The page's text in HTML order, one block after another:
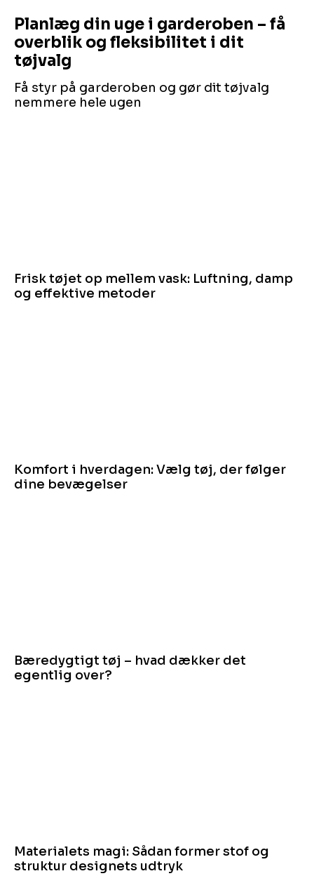
Planlæg din uge i garderoben – få
overblik og fleksibilitet i dit
tøjvalg
Få styr på garderoben og gør dit tøjvalg
nemmere hele ugen
Frisk tøjet op mellem vask: Luftning, damp
og effektive metoder
Komfort i hverdagen: Vælg tøj, der følger
dine bevægelser
Bæredygtigt tøj – hvad dækker det
egentlig over?
Materialets magi: Sådan former stof og
struktur designets udtryk